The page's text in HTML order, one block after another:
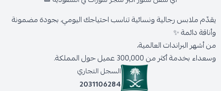
يقدّم ملابس رجالية ونسائية تناسب احتياجك اليومي، بجودة مضمونة
وأناقة دائمة ✨
من أشهر البراندات العالمية،
وسعداء بخدمة أكثر من 300,000 عميل حول المملكة.
السجل التجاري
2031106284